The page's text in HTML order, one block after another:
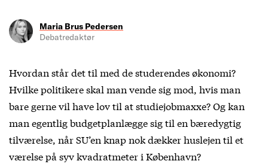
Maria Brus Pedersen
Debatredaktør
Hvordan står det til med de studerendes økonomi?
Hvilke politikere skal man vende sig mod, hvis man
bare gerne vil have lov til at studiejobmaxxe? Og kan
man egentlig budgetplanlægge sig til en bæredygtig
tilværelse, når SU’en knap nok dækker huslejen til et
værelse på syv kvadratmeter i København?